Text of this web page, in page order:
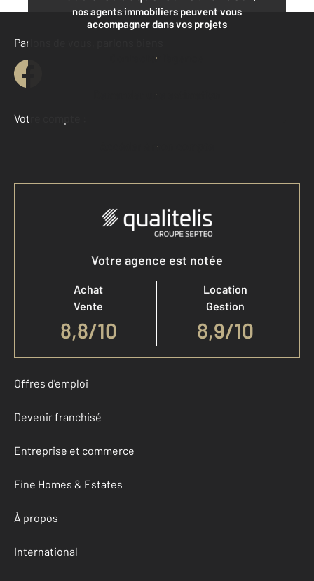
nos agents immobiliers peuvent vous
accompagner dans vos projets
Contacter l'agence
Demander une estimation
Parlons de vous, parlons biens
Votre compte :
Accéder à mon compte
Votre agence est notée
Achat
Vente
8,8/10
Location
Gestion
8,9/10
Offres d'emploi
Devenir franchisé
Entreprise et commerce
Fine Homes & Estates
À propos
International